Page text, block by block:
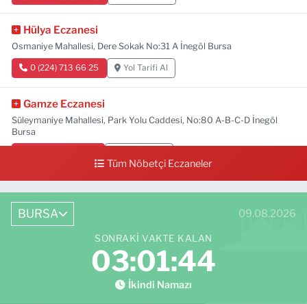
Hülya Eczanesi
Osmaniye Mahallesi, Dere Sokak No:31 A İnegöl Bursa
0 (224) 713 66 25 Yol Tarifi Al
Gamze Eczanesi
Süleymaniye Mahallesi, Park Yolu Caddesi, No:80 A-B-C-D İnegöl
Bursa
Tüm Nöbetçi Eczaneler
BURSA 09.08.2026
SONRAKI VAKTE KALAN
03:01:43
İkindi Namazı